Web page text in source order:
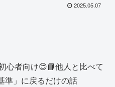
2025.05.07
心者向け😊📘他人と比べて
準」に戻るだけの話